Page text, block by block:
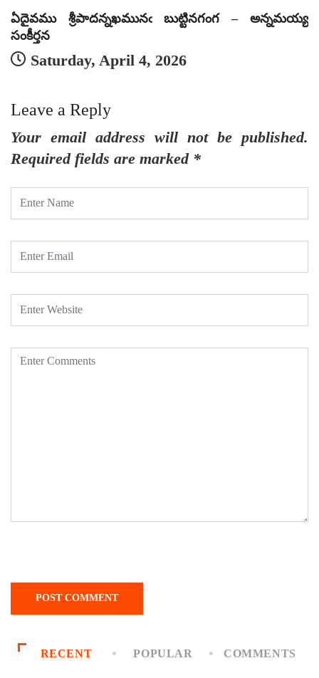
ఏదైవము శ్రీపాదన్నఖమునఁ బుట్టినగంగ – అన్నమయ్య
సంకీర్తన
Saturday, April 4, 2026
Leave a Reply
Your email address will not be published.
Required fields are marked *
RECENT POPULAR COMMENTS